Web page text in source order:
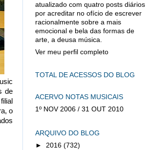
de
o
atualizado com quatro posts diários
por acreditar no ofício de escrever
racionalmente sobre a mais
emocional e bela das formas de
arte, a deusa música.
Ver meu perfil completo
TOTAL DE ACESSOS DO BLOG
ACERVO NOTAS MUSICAIS
1º NOV 2006 / 31 OUT 2010
ARQUIVO DO BLOG
► 2016 (732)